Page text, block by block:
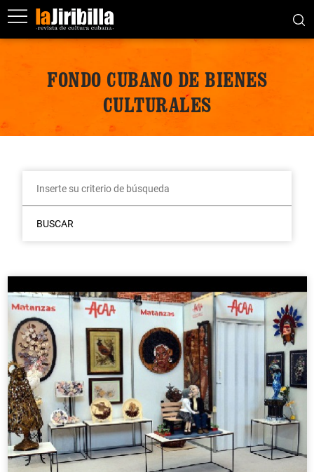
FONDO CUBANO DE BIENES
CULTURALES
BUSCAR